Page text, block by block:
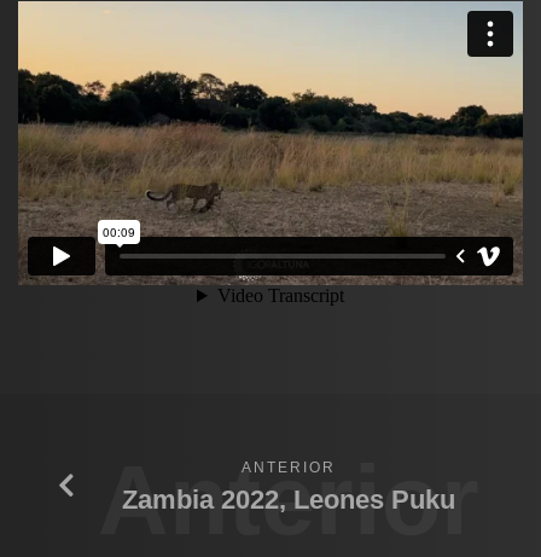
Anterior
ANTERIOR
Zambia 2022, Leones Puku